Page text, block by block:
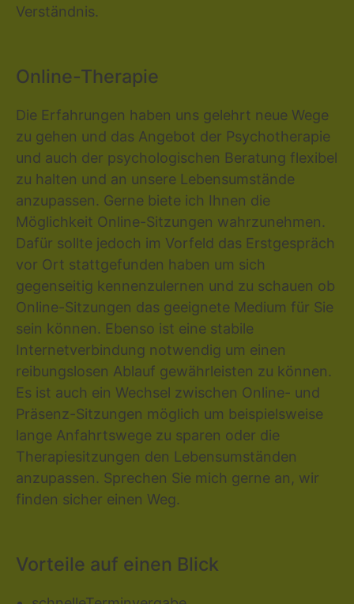
Verständnis.
Online-Therapie
Die Erfahrungen haben uns gelehrt neue Wege
zu gehen und das Angebot der Psychotherapie
und auch der psychologischen Beratung flexibel
zu halten und an unsere Lebensumstände
anzupassen. Gerne biete ich Ihnen die
Möglichkeit Online-Sitzungen wahrzunehmen.
Dafür sollte jedoch im Vorfeld das Erstgespräch
vor Ort stattgefunden haben um sich
gegenseitig kennenzulernen und zu schauen ob
Online-Sitzungen das geeignete Medium für Sie
sein können. Ebenso ist eine stabile
Internetverbindung notwendig um einen
reibungslosen Ablauf gewährleisten zu können.
Es ist auch ein Wechsel zwischen Online- und
Präsenz-Sitzungen möglich um beispielsweise
lange Anfahrtswege zu sparen oder die
Therapiesitzungen den Lebensumständen
anzupassen. Sprechen Sie mich gerne an, wir
finden sicher einen Weg.
Vorteile auf einen Blick